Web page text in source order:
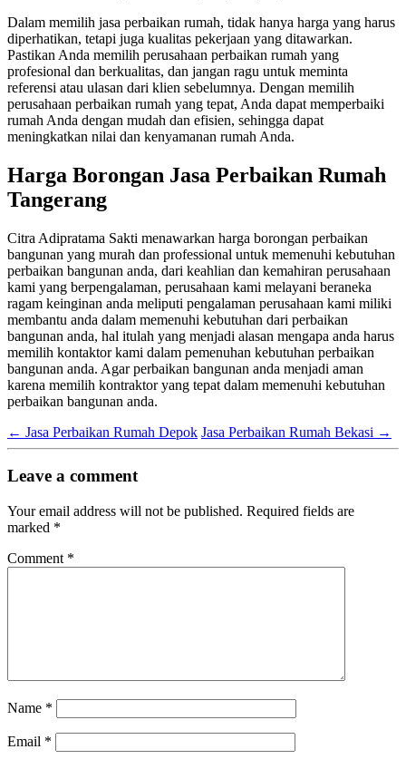
Dalam memilih jasa perbaikan rumah, tidak hanya harga yang harus
diperhatikan, tetapi juga kualitas pekerjaan yang ditawarkan.
Pastikan Anda memilih perusahaan perbaikan rumah yang
profesional dan berkualitas, dan jangan ragu untuk meminta
referensi atau ulasan dari klien sebelumnya. Dengan memilih
perusahaan perbaikan rumah yang tepat, Anda dapat memperbaiki
rumah Anda dengan mudah dan efisien, sehingga dapat
meningkatkan nilai dan kenyamanan rumah Anda.
Harga Borongan Jasa Perbaikan Rumah
Tangerang
Citra Adipratama Sakti menawarkan harga borongan perbaikan
bangunan yang murah dan professional untuk memenuhi kebutuhan
perbaikan bangunan anda, dari keahlian dan kemahiran perusahaan
kami yang berpengalaman, perusahaan kami melayani beraneka
ragam keinginan anda meliputi pengalaman perusahaan kami miliki
membantu anda dalam memenuhi kebutuhan dari perbaikan
bangunan anda, hal itulah yang menjadi alasan mengapa anda harus
memilih kontaktor kami dalam pemenuhan kebutuhan perbaikan
bangunan anda. Agar perbaikan bangunan anda menjadi aman
karena memilih kontraktor yang tepat dalam memenuhi kebutuhan
perbaikan bangunan anda.
← Jasa Perbaikan Rumah Depok Jasa Perbaikan Rumah Bekasi →
Leave a comment
Your email address will not be published. Required fields are
marked *
Comment *
Name *
Email *